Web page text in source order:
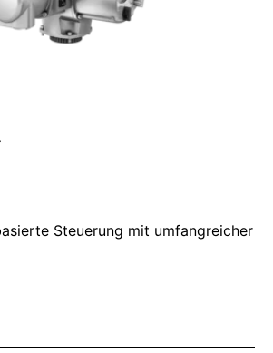
Steuerung mit umfangreicher